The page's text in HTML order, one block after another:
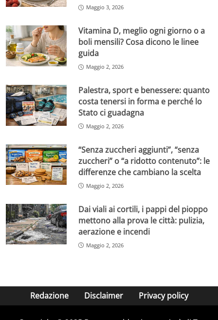
Maggio 3, 2026
Vitamina D, meglio ogni giorno o a
boli mensili? Cosa dicono le linee
guida
Maggio 2, 2026
Palestra, sport e benessere: quanto
costa tenersi in forma e perché lo
Stato ci guadagna
Maggio 2, 2026
“Senza zuccheri aggiunti”, “senza
zuccheri” o “a ridotto contenuto”: le
differenze che cambiano la scelta
Maggio 2, 2026
Dai viali ai cortili, i pappi del pioppo
mettono alla prova le città: pulizia,
aerazione e incendi
Maggio 2, 2026
Redazione Disclaimer Privacy policy